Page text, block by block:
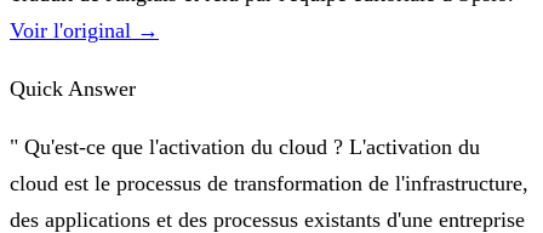
Voir l'original →
Quick Answer
" Qu'est-ce que l'activation du cloud ? L'activation du
cloud est le processus de transformation de l'infrastructure,
des applications et des processus existants d'une entreprise